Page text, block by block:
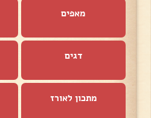
מאפים
דגים
מתכון לאורז